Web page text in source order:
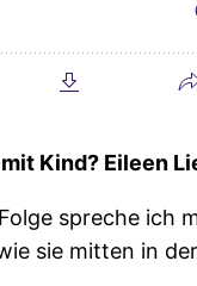
Kind? Eileen
spreche ich
sie mitten in